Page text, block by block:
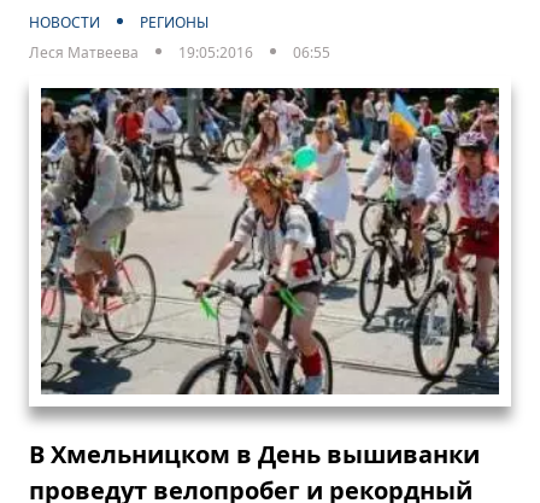
НОВОСТИ
РЕГИОНЫ
Леся Матвеева
19:05:2016 06:55
В Хмельницком в День вышиванки
проведут велопробег и рекордный